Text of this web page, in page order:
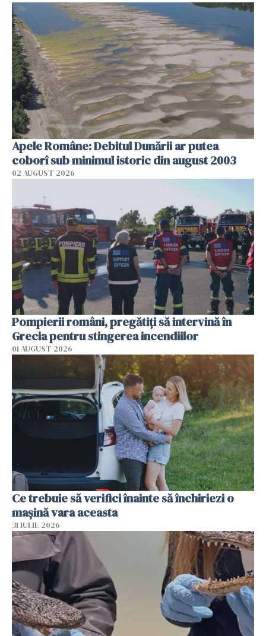
Apele Române: Debitul Dunării ar putea
coborî sub minimul istoric din august 2003
02 AUGUST 2026
Pompierii români, pregătiţi să intervină în
Grecia pentru stingerea incendiilor
01 AUGUST 2026
Ce trebuie să verifici înainte să închiriezi o
mașină vara aceasta
31 IULIE 2026